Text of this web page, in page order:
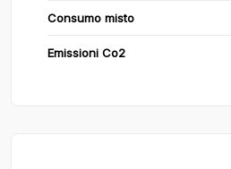
Consumo misto
Emissioni Co2